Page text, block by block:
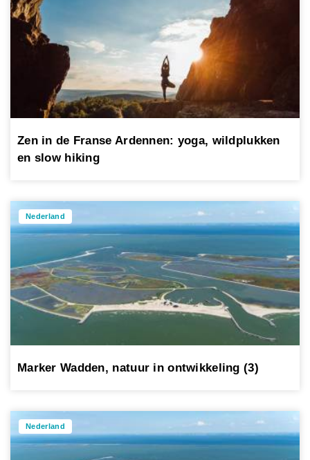
Zen in de Franse Ardennen: yoga, wildplukken
en slow hiking
Nederland
Marker Wadden, natuur in ontwikkeling (3)
Nederland